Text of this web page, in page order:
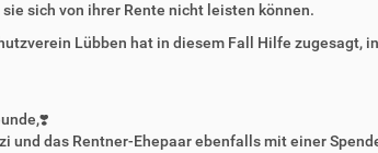
sich von ihrer Rente nicht leisten können.
Lübben hat in diesem Fall Hilfe zugesagt,
und das Rentner-Ehepaar ebenfalls mit einer